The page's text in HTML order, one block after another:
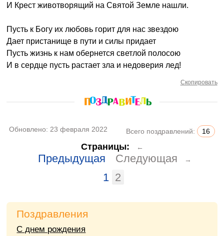
И Крест животворящий на Святой Земле нашли.
Пусть к Богу их любовь горит для нас звездою
Дает пристанище в пути и силы придает
Пусть жизнь к нам обернется светлой полосою
И в сердце пусть растает зла и недоверия лед!
Скопировать
Обновлено: 23 февраля 2022 Всего поздравлений: 16
Страницы: ←
Предыдущая Следующая →
1 2
Поздравления
С днем рождения